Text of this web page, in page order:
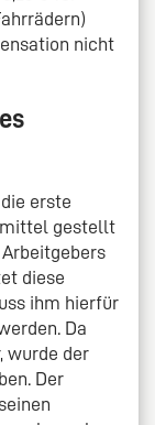
nicht
erste
gestellt
diese
ihm hierfür
Da
wurde der
Der